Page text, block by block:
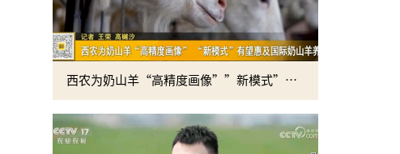
西农为奶山羊“高精度画像””新模式”有望惠及国际奶山羊养殖